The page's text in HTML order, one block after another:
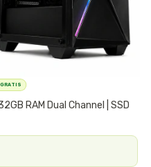
RAM Dual Channel | SSD